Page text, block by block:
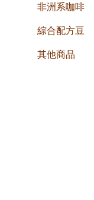
非洲系咖啡
綜合配方豆
其他商品